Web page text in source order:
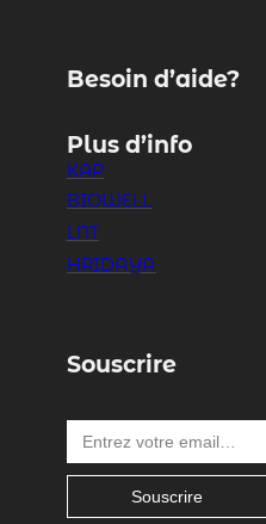
Besoin d’aide?
Plus d’info
KAP
BIOWELL
LNT
HRIDAYA
Souscrire
Entrez votre email…
Souscrire